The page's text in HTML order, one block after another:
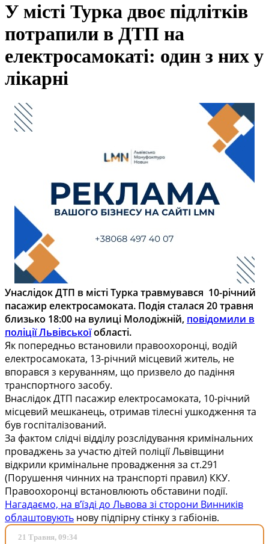
У місті Турка двоє підлітків
потрапили в ДТП на
електросамокаті: один з них у
лікарні
Унаслідок ДТП в місті Турка травмувався 10-річний
пасажир електросамоката. Подія сталася 20 травня
близько 18:00 на вулиці Молодіжній, повідомили в
поліції Львівськоїобласті.
Як попередньо встановили правоохоронці, водій
електросамоката, 13-річний місцевий житель, не
впорався з керуванням, що призвело до падіння
транспортного засобу.
Внаслідок ДТП пасажир електросамоката, 10-річний
місцевий мешканець, отримав тілесні ушкодження та
був госпіталізований.
За фактом слідчі відділу розслідування кримінальних
проваджень за участю дітей поліції Львівщини
відкрили кримінальне провадження за ст.291
(Порушення чинних на транспорті правил) ККУ.
Правоохоронці встановлюють обставини події.
Нагадаємо, на в’їзді до Львова зі сторони Винників
облаштовують нову підпірну стінку з габіонів.
21 Травня, 09:34